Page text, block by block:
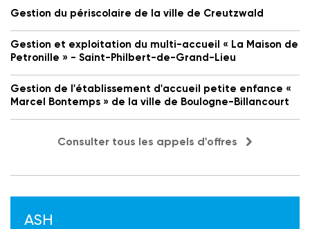
Gestion du périscolaire de la ville de Creutzwald
Gestion et exploitation du multi-accueil « La Maison de
Petronille » - Saint-Philbert-de-Grand-Lieu
Gestion de l'établissement d'accueil petite enfance «
Marcel Bontemps » de la ville de Boulogne-Billancourt
Consulter tous les appels d'offres
ASH